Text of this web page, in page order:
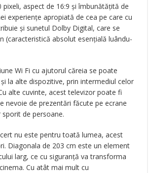
aspect de 16:9 şi îmbunătăţită de
experienţe apropiată de cea pe care cu
şi sunetul Dolby Digital, care se
(caracteristică absolut esenţială luându-
Wi Fi cu ajutorul căreia se poate
la alte dispozitive, prin intermediul celor
alte cuvinte, acest televizor poate fi
nevoie de prezentări făcute pe ecrane
de persoane.
nu este pentru toată lumea, acest
Diagonala de 203 cm este un element
larg, ce cu siguranță va transforma
Cu atât mai mult cu